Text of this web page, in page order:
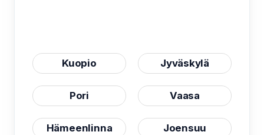
Kuopio Jyväskylä
Pori Vaasa
Hämeenlinna Joensuu